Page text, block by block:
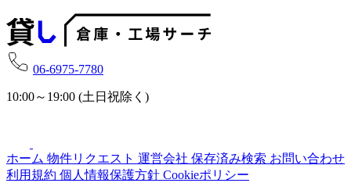
06-6975-7780
10:00～19:00 (土日祝除く)
ホーム 物件リクエスト 運営会社 保存済み検索 お問い合わせ
利用規約 個人情報保護方針 Cookieポリシー